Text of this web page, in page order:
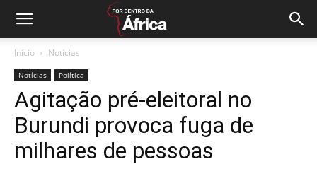
Início Notícias
Notícias Política
Agitação pré-eleitoral no
Burundi provoca fuga de
milhares de pessoas